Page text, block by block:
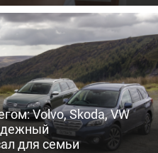
Volvo, Skoda, VW
для семьи